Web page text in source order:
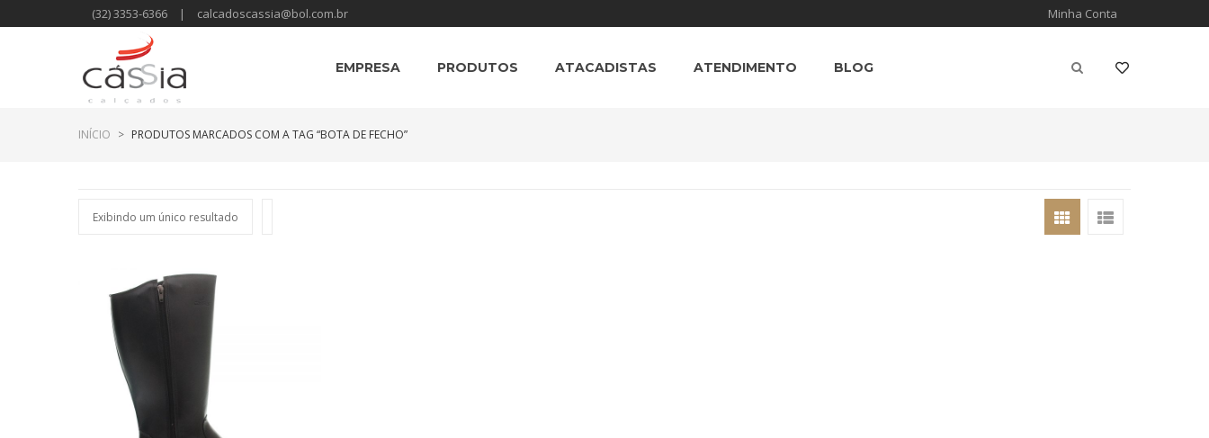
(32) 3353-6366 | calcadoscassia@bol.com.br Minha Conta
EMPRESA PRODUTOS ATACADISTAS ATENDIMENTO BLOG
INÍCIO > PRODUTOS MARCADOS COM A TAG “BOTA DE FECHO”
Exibindo um único resultado